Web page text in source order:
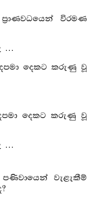
විරමණ
…
දෙකට කරුණු වූ
දෙකට කරුණු වූ
…
වැළැකීම්